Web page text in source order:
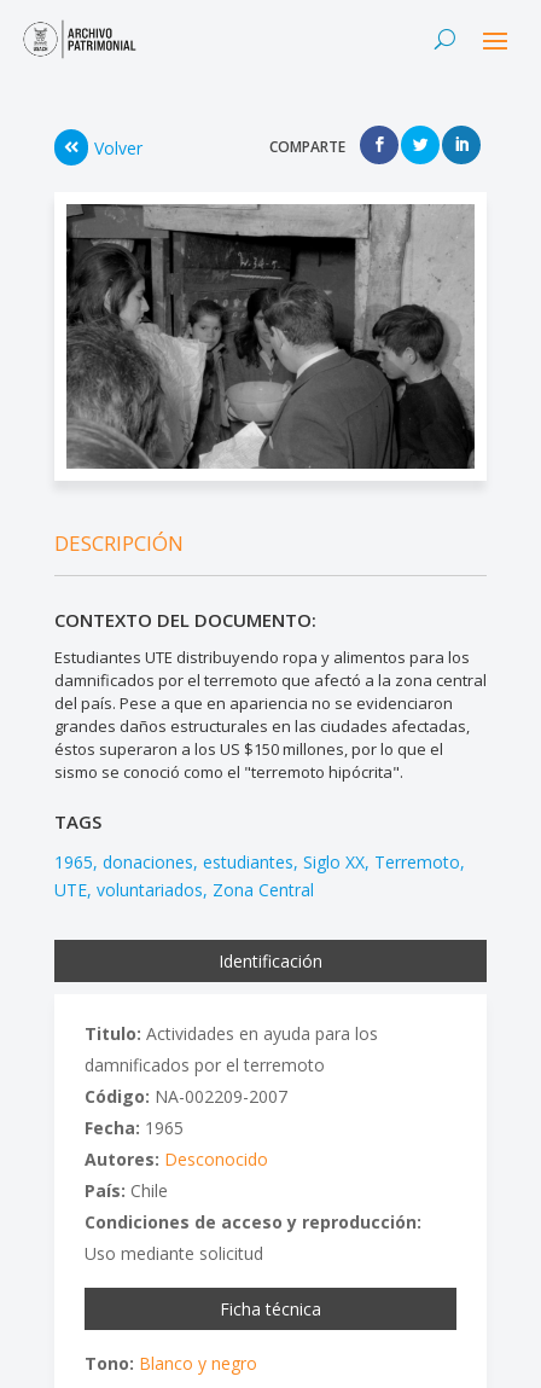
Volver COMPARTE
DESCRIPCIÓN
CONTEXTO DEL DOCUMENTO:
Estudiantes UTE distribuyendo ropa y alimentos para los
damnificados por el terremoto que afectó a la zona central
del país. Pese a que en apariencia no se evidenciaron
grandes daños estructurales en las ciudades afectadas,
éstos superaron a los US $150 millones, por lo que el
sismo se conoció como el "terremoto hipócrita".
TAGS
1965 donaciones estudiantes Siglo XX Terremoto
UTE voluntariados Zona Central
Identificación
Titulo: Actividades en ayuda para los
damnificados por el terremoto
Código: NA-002209-2007
Fecha: 1965
Autores: Desconocido
País: Chile
Condiciones de acceso y reproducción:
Uso mediante solicitud
Ficha técnica
Tono: Blanco y negro